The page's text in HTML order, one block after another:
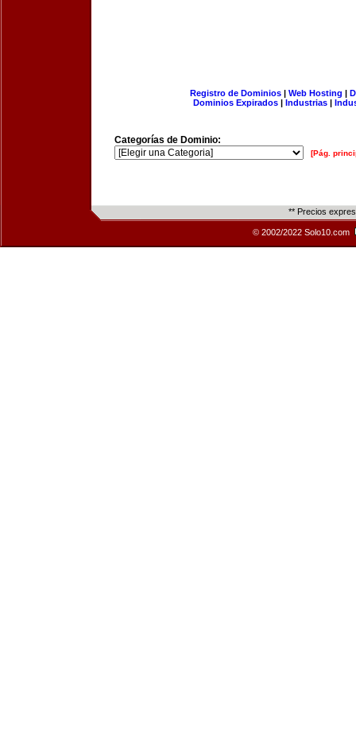
Registro de Dominios| Web Hosting |
Dominios Expirados | Industrias |
Categorías de Dominio:
[Pág.
** Precios
© 2002/2022 Solo10.com